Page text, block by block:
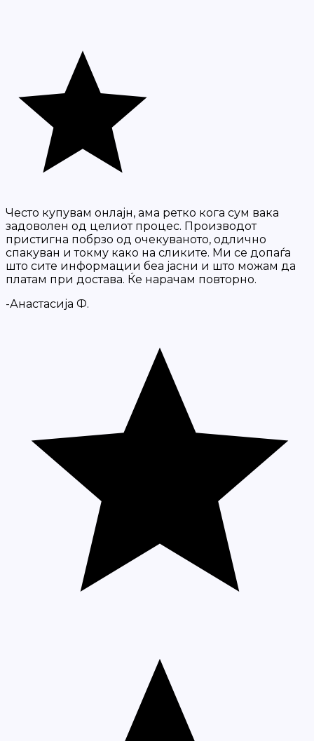
Често купувам онлајн, ама ретко кога сум вака
задоволен од целиот процес. Производот
пристигна побрзо од очекуваното, одлично
спакуван и токму како на сликите. Ми се допаѓа
што сите информации беа јасни и што можам да
платам при достава. Ќе нарачам повторно.
-Анастасија Ф.